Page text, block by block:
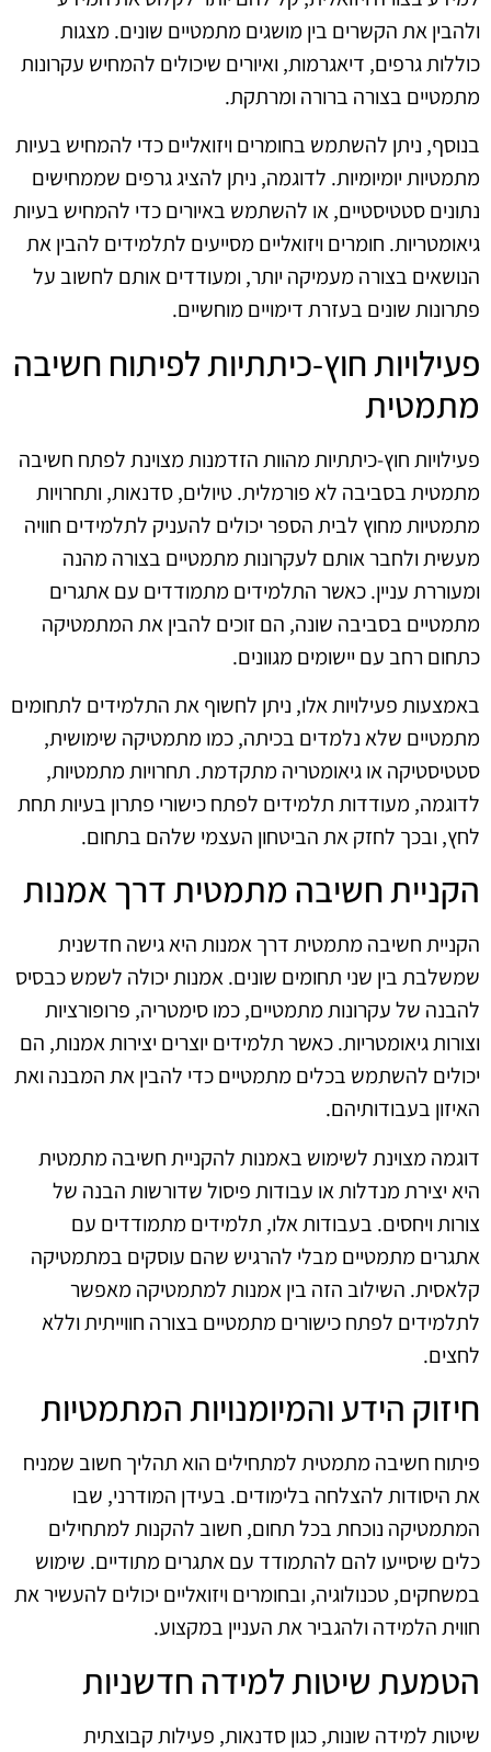
ולהבין את הקשרים בין מושגים מתמטיים שונים. מצגות
כוללות גרפים, דיאגרמות, ואיורים שיכולים להמחיש עקרונות
מתמטיים בצורה ברורה ומרתקת.
בנוסף, ניתן להשתמש בחומרים ויזואליים כדי להמחיש בעיות
מתמטיות יומיומיות. לדוגמה, ניתן להציג גרפים שממחישים
נתונים סטטיסטיים, או להשתמש באיורים כדי להמחיש בעיות
גיאומטריות. חומרים ויזואליים מסייעים לתלמידים להבין את
הנושאים בצורה מעמיקה יותר, ומעודדים אותם לחשוב על
פתרונות שונים בעזרת דימויים מוחשיים.
פעילויות חוץ-כיתתיות לפיתוח חשיבה
מתמטית
פעילויות חוץ-כיתתיות מהוות הזדמנות מצוינת לפתח חשיבה
מתמטית בסביבה לא פורמלית. טיולים, סדנאות, ותחרויות
מתמטיות מחוץ לבית הספר יכולים להעניק לתלמידים חוויה
מעשית ולחבר אותם לעקרונות מתמטיים בצורה מהנה
ומעוררת עניין. כאשר התלמידים מתמודדים עם אתגרים
מתמטיים בסביבה שונה, הם זוכים להבין את המתמטיקה
כתחום רחב עם יישומים מגוונים.
באמצעות פעילויות אלו, ניתן לחשוף את התלמידים לתחומים
מתמטיים שלא נלמדים בכיתה, כמו מתמטיקה שימושית,
סטטיסטיקה או גיאומטריה מתקדמת. תחרויות מתמטיות,
לדוגמה, מעודדות תלמידים לפתח כישורי פתרון בעיות תחת
לחץ, ובכך לחזק את הביטחון העצמי שלהם בתחום.
הקניית חשיבה מתמטית דרך אמנות
הקניית חשיבה מתמטית דרך אמנות היא גישה חדשנית
שמשלבת בין שני תחומים שונים. אמנות יכולה לשמש כבסיס
להבנה של עקרונות מתמטיים, כמו סימטריה, פרופורציות
וצורות גיאומטריות. כאשר תלמידים יוצרים יצירות אמנות, הם
יכולים להשתמש בכלים מתמטיים כדי להבין את המבנה ואת
האיזון בעבודותיהם.
דוגמה מצוינת לשימוש באמנות להקניית חשיבה מתמטית
היא יצירת מנדלות או עבודות פיסול שדורשות הבנה של
צורות ויחסים. בעבודות אלו, תלמידים מתמודדים עם
אתגרים מתמטיים מבלי להרגיש שהם עוסקים במתמטיקה
קלאסית. השילוב הזה בין אמנות למתמטיקה מאפשר
לתלמידים לפתח כישורים מתמטיים בצורה חווייתית וללא
לחצים.
חיזוק הידע והמיומנויות המתמטיות
פיתוח חשיבה מתמטית למתחילים הוא תהליך חשוב שמניח
את היסודות להצלחה בלימודים. בעידן המודרני, שבו
המתמטיקה נוכחת בכל תחום, חשוב להקנות למתחילים
כלים שיסייעו להם להתמודד עם אתגרים מתודיים. שימוש
במשחקים, טכנולוגיה, ובחומרים ויזואליים יכולים להעשיר את
חווית הלמידה ולהגביר את העניין במקצוע.
הטמעת שיטות למידה חדשניות
שיטות למידה שונות, כגון סדנאות, פעילות קבוצתית